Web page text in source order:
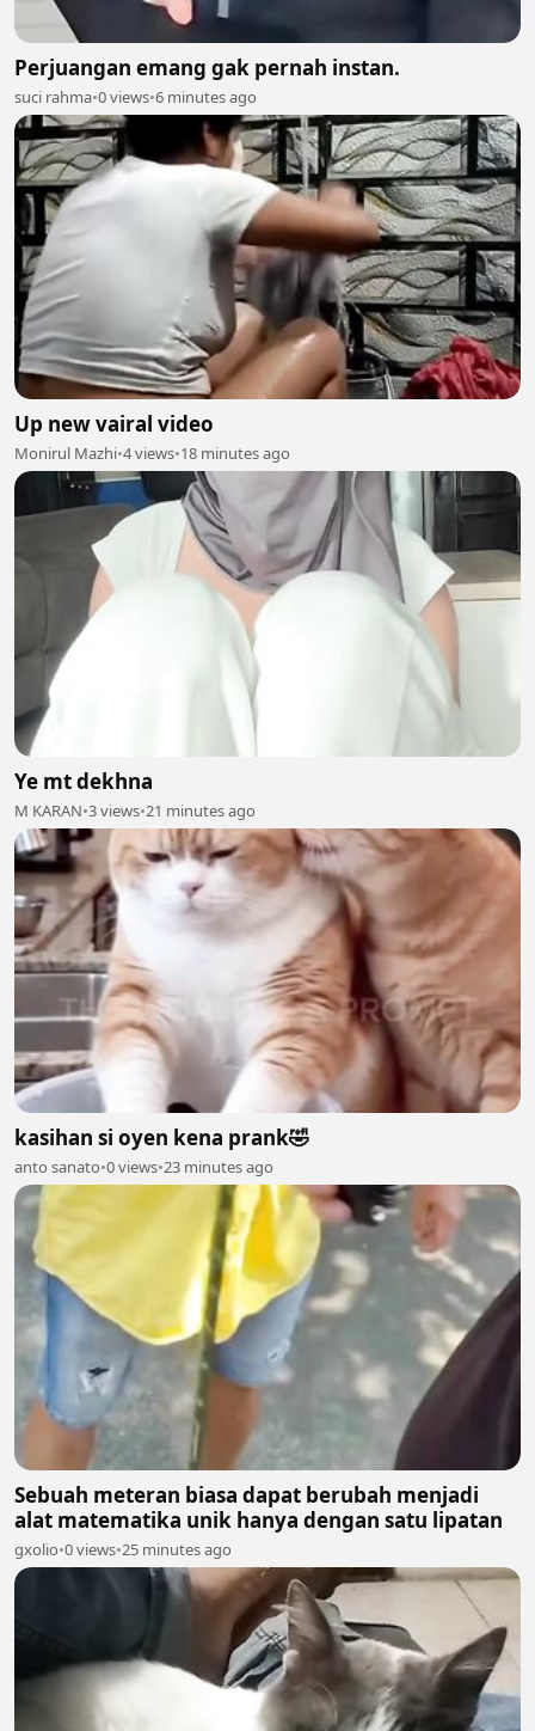
Perjuangan emang gak pernah instan.
suci rahma•0 views•6 minutes ago
Up new vairal video
Monirul Mazhi•4 views•18 minutes ago
Ye mt dekhna
M KARAN•3 views•21 minutes ago
kasihan si oyen kena prank🤣
anto sanato•0 views•23 minutes ago
Sebuah meteran biasa dapat berubah menjadi
alat matematika unik hanya dengan satu lipatan
gxolio•0 views•25 minutes ago